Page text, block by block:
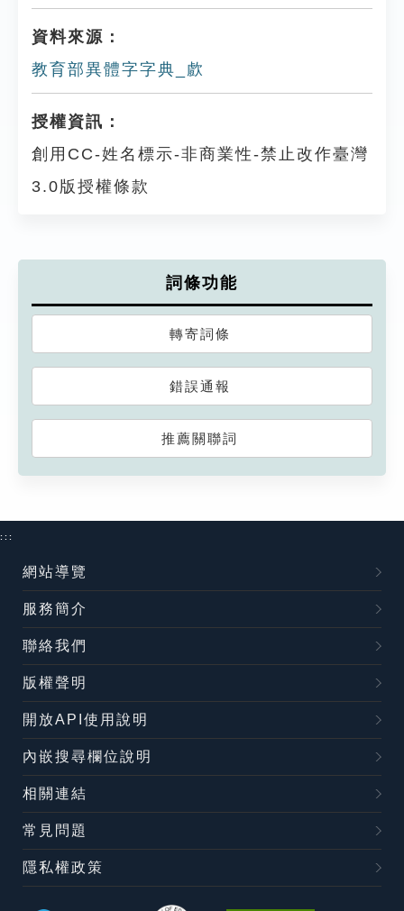
資料來源：
教育部異體字字典_㱆
授權資訊：
創用CC-姓名標示-非商業性-禁止改作臺灣
3.0版授權條款
詞條功能
轉寄詞條
錯誤通報
推薦關聯詞
:::
網站導覽
服務簡介
聯絡我們
版權聲明
開放API使用說明
內嵌搜尋欄位說明
相關連結
常見問題
隱私權政策